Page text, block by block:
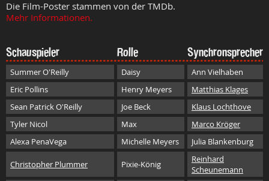
Die Film-Poster stammen von der TMDb.
Mehr Informationen.
Schauspieler Rolle Synchronsprecher
Summer O'Reilly Daisy
Ann Vielhaben
Eric Pollins
Henry Meyers
Matthias Klages
Sean Patrick O'Reilly
Joe Beck
Klaus Lochthove
Tyler Nicol
Max
Marco Kröger
Alexa PenaVega
Michelle Meyers Julia Blankenburg
Christopher Plummer Pixie-König
Reinhard
Scheunemann